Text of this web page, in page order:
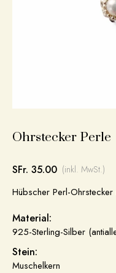
Ohrstecker Perle
SFr. 35.00 (inkl. MwSt.)
Hübscher Perl-
Material:
925-Sterling-Silber
Stein:
Muschelkern